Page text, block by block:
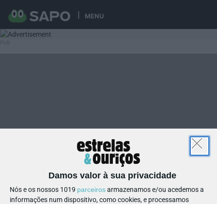
Damos valor à sua privacidade
Nós e os nossos 1019 parceirosarmazenamos e/ou acedemos a
informações num dispositivo, como cookies, e processamos
MENU